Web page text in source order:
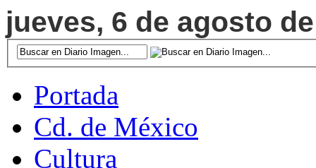
jueves, 6 de agosto
Portada
Cd. de México
Cultura